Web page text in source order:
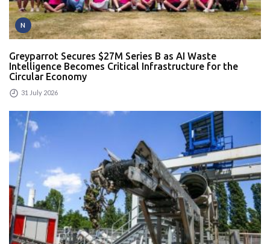
N
Greyparrot Secures $27M Series B as AI Waste
Intelligence Becomes Critical Infrastructure for the
Circular Economy
31 July 2026